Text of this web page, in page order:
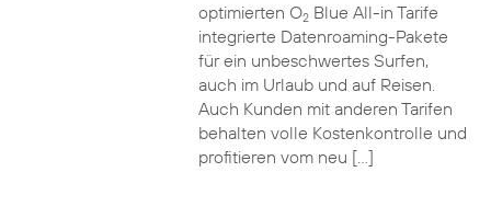
optimierten O2Blue All-in Tarife
integrierte Datenroaming-Pakete
für ein unbeschwertes Surfen,
auch im Urlaub und auf Reisen.
Auch Kunden mit anderen Tarifen
behalten volle Kostenkontrolle und
profitieren vom neu […]